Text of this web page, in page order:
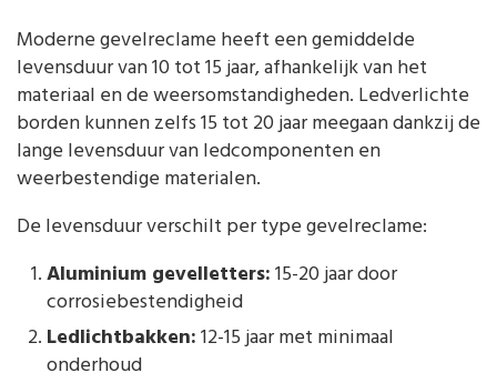
Moderne gevelreclame heeft een gemiddelde
levensduur van 10 tot 15 jaar, afhankelijk van het
materiaal en de weersomstandigheden. Ledverlichte
borden kunnen zelfs 15 tot 20 jaar meegaan dankzij de
lange levensduur van ledcomponenten en
weerbestendige materialen.
De levensduur verschilt per type gevelreclame:
Aluminium gevelletters:15-20 jaar door
corrosiebestendigheid
Ledlichtbakken:12-15 jaar met minimaal
onderhoud